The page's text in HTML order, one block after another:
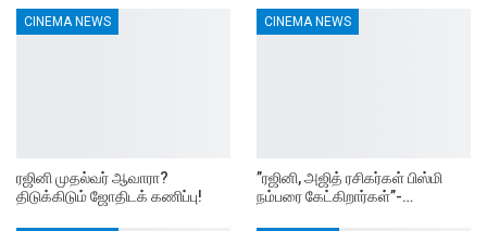
CINEMA NEWS
ரஜினி முதல்வர் ஆவாரா?
திடுக்கிடும் ஜோதிடக் கணிப்பு!
CINEMA NEWS
”ரஜினி, அஜித் ரசிகர்கள் பிஸ்மி
நம்பரை கேட்கிறார்கள்”-…